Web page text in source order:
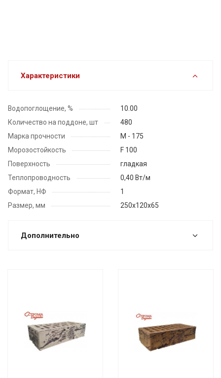
Характеристики
Водопоглощение, %
10.00
Количество на поддоне, шт
480
Марка прочности
М - 175
Морозостойкость
F 100
Поверхность
гладкая
Теплопроводность
0,40 Вт/м
Формат, НФ
1
Размер, мм
250х120х65
Дополнительно